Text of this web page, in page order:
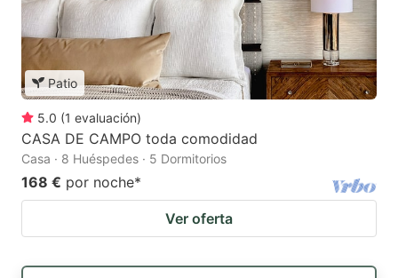
Patio
5.0 (1 evaluación)
CASA DE CAMPO toda comodidad
Casa · 8 Huéspedes · 5 Dormitorios
168 € por noche*
Ver oferta